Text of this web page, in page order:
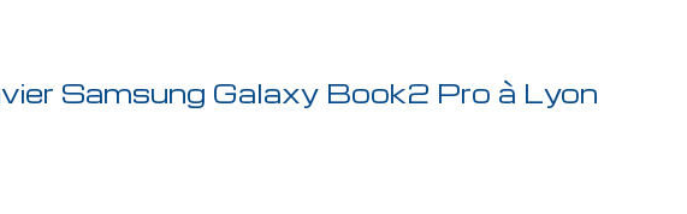
Samsung Galaxy Book2 Pro à Lyon